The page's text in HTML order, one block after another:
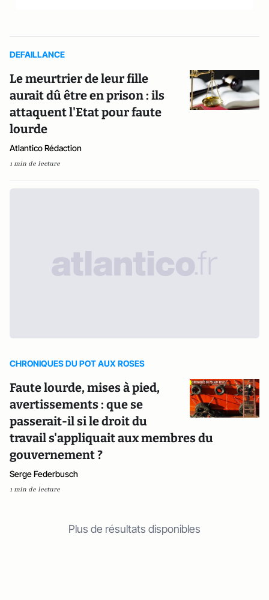
DEFAILLANCE
Le meurtrier de leur fille
aurait dû être en prison : ils
attaquent l'Etat pour faute
lourde
Atlantico Rédaction
1 min de lecture
CHRONIQUES DU POT AUX ROSES
Faute lourde, mises à pied,
avertissements : que se
passerait-il si le droit du
travail s'appliquait aux membres du
gouvernement ?
Serge Federbusch
1 min de lecture
Plus de résultats disponibles